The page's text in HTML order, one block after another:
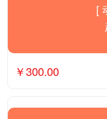
[
￥300.00